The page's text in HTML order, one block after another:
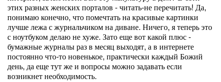
этих разных женских порталов - читать-не перечитать! Да,
понимаю конечно, что помечтать на красивые картинки
лучше лежа с журнальчиком на диване. Ничего, я теперь это
с ноутбуком делаю не хуже. Зато еще вот какой плюс -
бумажные журналы раз в месяц выходят, а в интернете
постоянно что-то новенькое, практически каждый Божий
день, да еще тут же и вопросы можно задавать если
возникнет необходимость.